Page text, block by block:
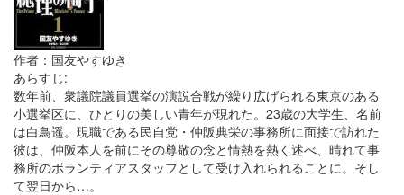
作者：国友やすゆき
あらすじ:
数年前、衆議院議員選挙の演説合戦が繰り広げられる東京のある
小選挙区に、ひとりの美しい青年が現れた。23歳の大学生、名前
は白鳥遥。現職である民自党・仲阪典栄の事務所に面接で訪れた
彼は、仲阪本人を前にその尊敬の念と情熱を熱く述べ、晴れて事
務所のボランティアスタッフとして受け入れられることに。そし
て翌日から…。